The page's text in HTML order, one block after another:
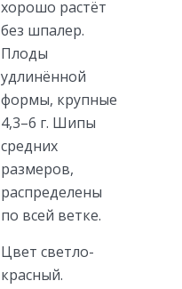
хорошо растёт
без шпалер.
Плоды
удлинённой
формы, крупные
4,3–6 г. Шипы
средних
размеров,
распределены
по всей ветке.
Цвет светло-
красный.